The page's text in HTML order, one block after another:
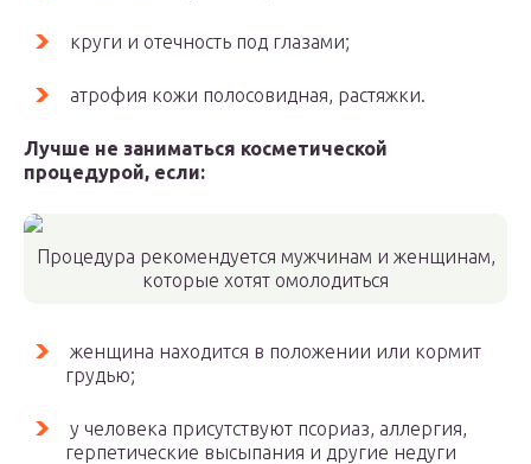
круги и отечность под глазами;
атрофия кожи полосовидная, растяжки.
Лучше не заниматься косметической
процедурой, если:
Процедура рекомендуется мужчинам и женщинам,
которые хотят омолодиться
женщина находится в положении или кормит
грудью;
у человека присутствуют псориаз, аллергия,
герпетические высыпания и другие недуги